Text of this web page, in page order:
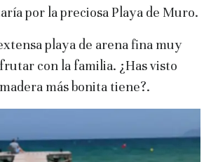
por la preciosa Playa de Muro.
playa de arena fina muy
con la familia. ¿Has visto
más bonita tiene?.